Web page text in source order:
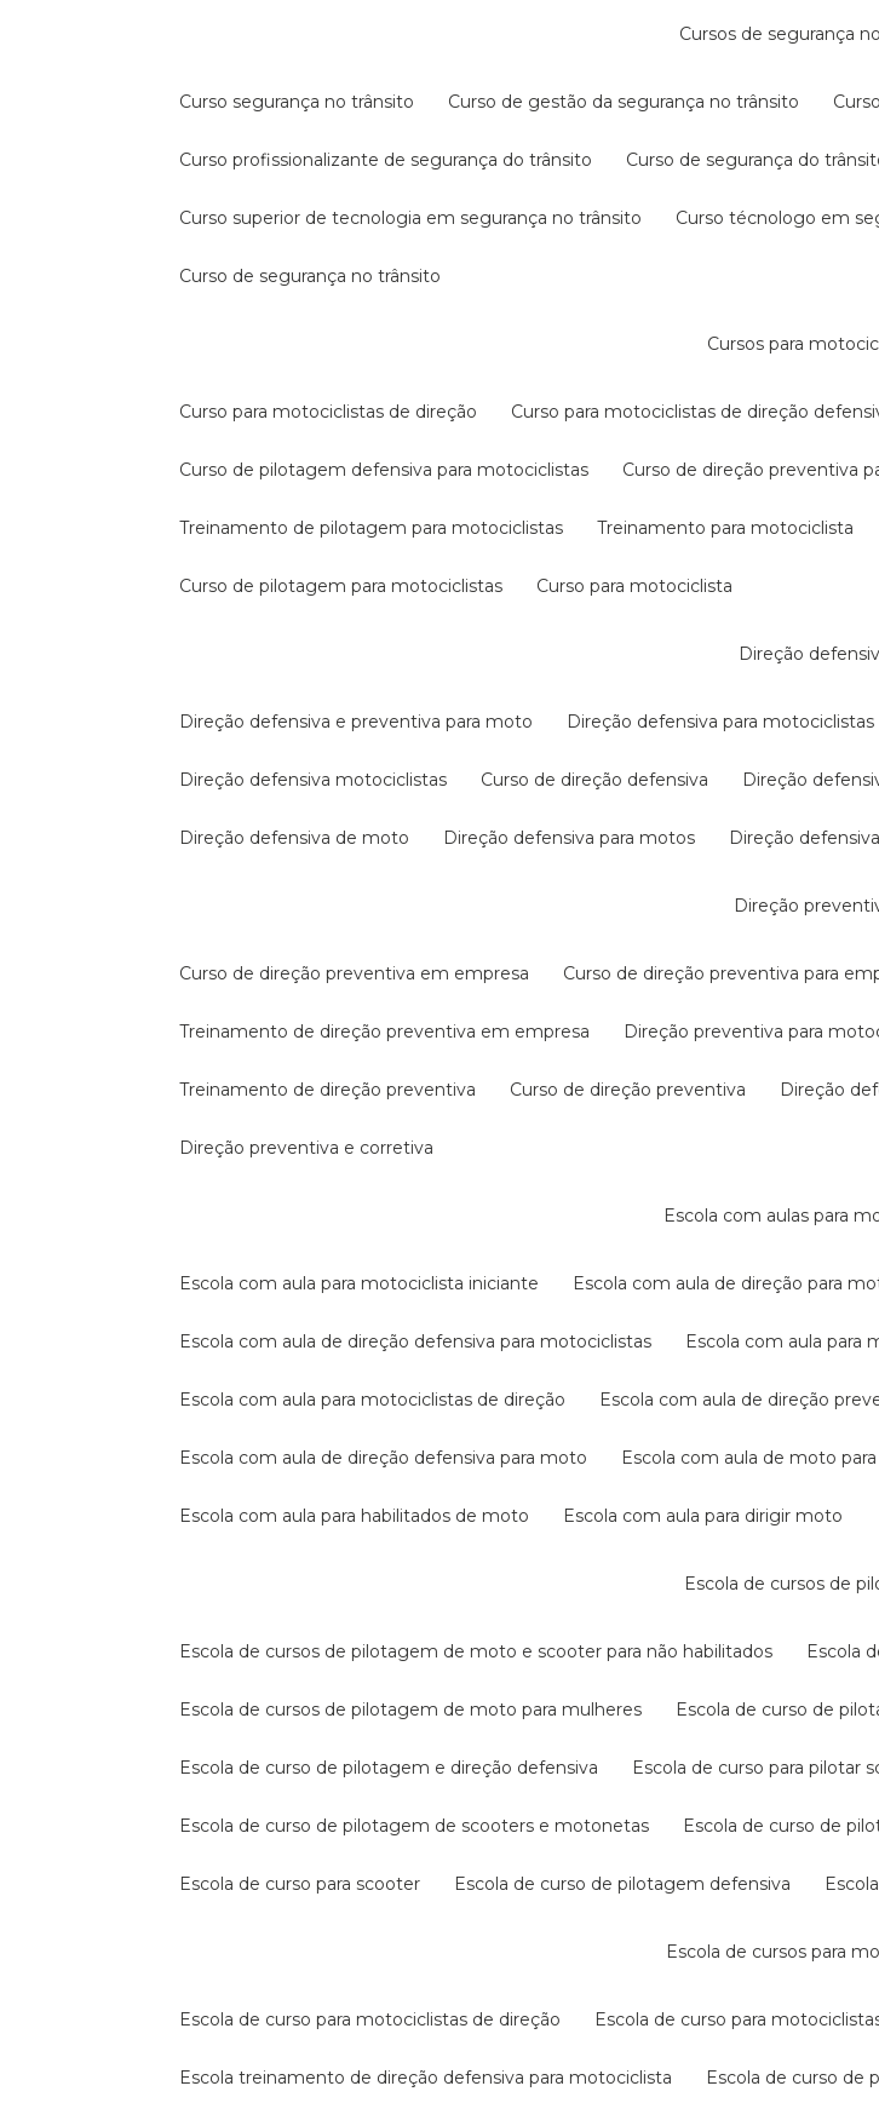
cursos de segurança
curso segurança no trânsito curso de gestão da segurança no trânsito
curso profissionalizante de segurança do trânsito curso de segurança do
curso superior de tecnologia em segurança no trânsito curso técnologo em
curso de segurança no trânsito
cursos para
curso para motociclistas de direção curso para motociclistas de direção
curso de pilotagem defensiva para motociclistas curso de direção preventiva
treinamento de pilotagem para motociclistas treinamento para motociclista
curso de pilotagem para motociclistas curso para motociclista
direção
direção defensiva e preventiva para moto direção defensiva para motociclistas
direção defensiva motociclistas curso de direção defensiva direção
direção defensiva de moto direção defensiva para motos direção
direção
curso de direção preventiva em empresa curso de direção preventiva para
treinamento de direção preventiva em empresa direção preventiva para
treinamento de direção preventiva curso de direção preventiva direção
direção preventiva e corretiva
escola com aulas para
escola com aula para motociclista iniciante escola com aula de direção para
escola com aula de direção defensiva para motociclistas escola com aula
escola com aula para motociclistas de direção escola com aula de direção
escola com aula de direção defensiva para moto escola com aula de moto
escola com aula para habilitados de moto escola com aula para dirigir moto
escola de cursos de
escola de cursos de pilotagem de moto e scooter para não habilitados escola
escola de cursos de pilotagem de moto para mulheres escola de curso de
escola de curso de pilotagem e direção defensiva escola de curso para
escola de curso de pilotagem de scooters e motonetas escola de curso de
escola de curso para scooter escola de curso de pilotagem defensiva
escola de cursos para
escola de curso para motociclistas de direção escola de curso para
escola treinamento de direção defensiva para motociclista escola de curso